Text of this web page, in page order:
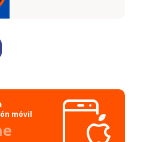
móvil